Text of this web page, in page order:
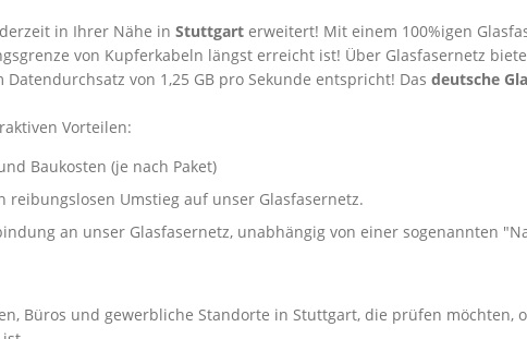
in Ihrer Nähe in Stuttgart erweitert! Mit einem 100%igen
von Kupferkabeln längst erreicht ist! Über Glasfasernetz
von 1,25 GB pro Sekunde entspricht! Das deutsche
Vorteilen:
Baukosten (je nach Paket)
Umstieg auf unser Glasfasernetz.
an unser Glasfasernetz, unabhängig von einer sogenannten
Büros und gewerbliche Standorte in Stuttgart, die prüfen möchten,